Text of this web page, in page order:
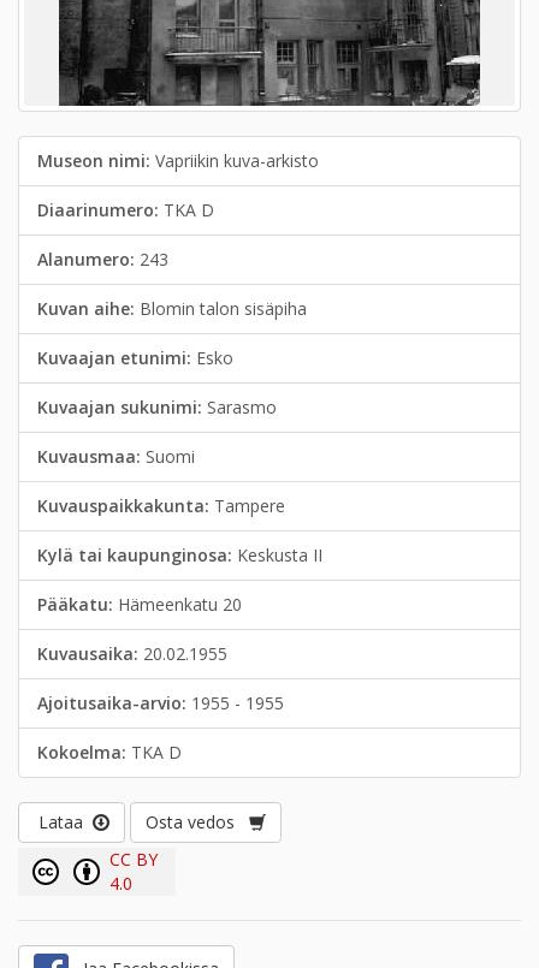
Museon nimi: Vapriikin kuva-arkisto
Diaarinumero: TKA D
Alanumero: 243
Kuvan aihe: Blomin talon sisäpiha
Kuvaajan etunimi: Esko
Kuvaajan sukunimi: Sarasmo
Kuvausmaa: Suomi
Kuvauspaikkakunta: Tampere
Kylä tai kaupunginosa: Keskusta II
Pääkatu: Hämeenkatu 20
Kuvausaika: 20.02.1955
Ajoitusaika-arvio: 1955 - 1955
Kokoelma: TKA D
Lataa
Osta vedos
CC BY
4.0